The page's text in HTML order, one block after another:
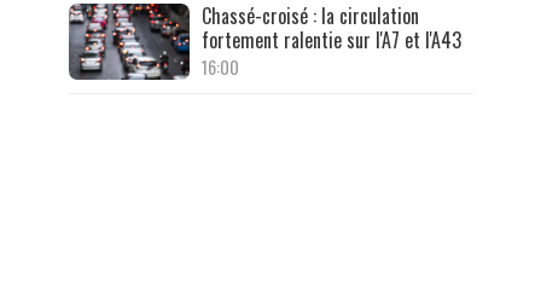
Chassé-croisé : la circulation
fortement ralentie sur l'A7 et l'A43
16:00